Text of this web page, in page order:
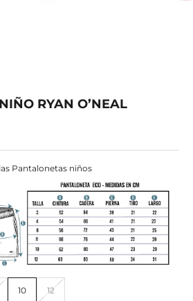
RYAN O’NEAL
Pantalonetas niños
10 12